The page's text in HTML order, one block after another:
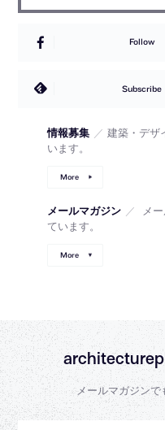
Follow
Subscribe
情報募集 ／ 建築・デザ
います。
More
メールマガジン ／
メ
ています。
More
メールマガジン